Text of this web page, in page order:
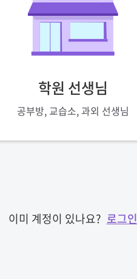
학원 선생님
공부방, 교습소, 과외 선생님
이미 계정이 있나요? 로그인